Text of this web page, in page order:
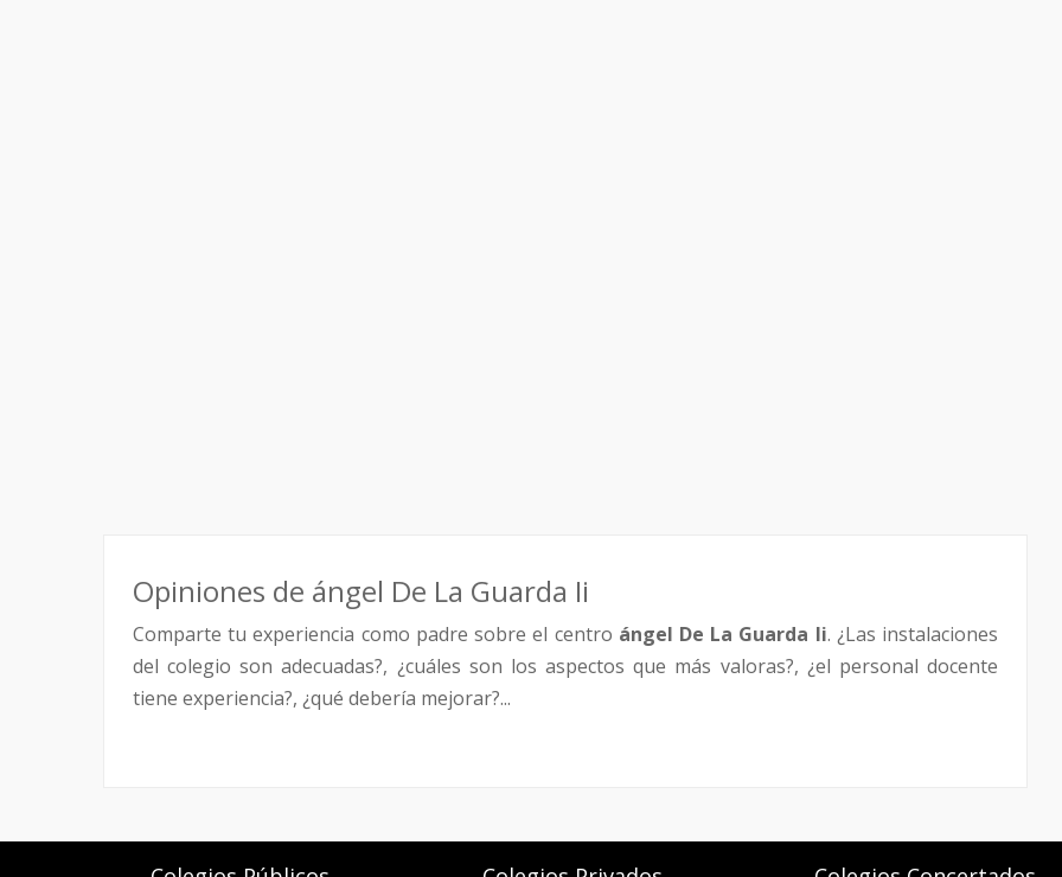
Opiniones de ángel De La Guarda Ii
Comparte tu experiencia como padre sobre el centro ángel De La Guarda Ii. ¿Las instalaciones
del colegio son adecuadas?, ¿cuáles son los aspectos que más valoras?, ¿el personal docente
tiene experiencia?, ¿qué debería mejorar?...